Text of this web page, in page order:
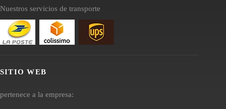
Nuestros servicios de transporte
SITIO WEB
pertenece a la empresa: